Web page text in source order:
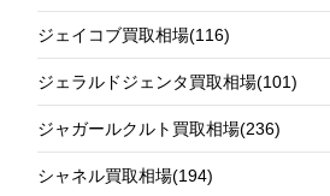
ジェイコブ買取相場(116)
ジェラルドジェンタ買取相場(101)
ジャガールクルト買取相場(236)
シャネル買取相場(194)